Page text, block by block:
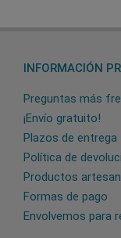
INFORMACIÓN
Preguntas más
¡Envío gratuito!
Plazos de entrega
Política de
Productos
Formas de pago
Envolvemos para